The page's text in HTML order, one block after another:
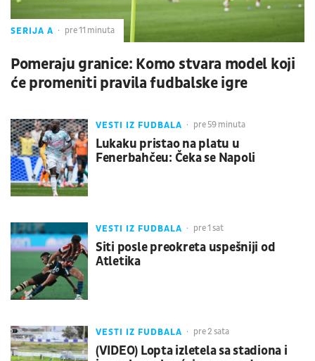
SERIJA A pre 11 minuta
Pomeraju granice: Komo stvara model koji
će promeniti pravila fudbalske igre
VESTI IZ FUDBALA pre 59 minuta
Lukaku pristao na platu u
Fenerbahčeu: Čeka se Napoli
VESTI IZ FUDBALA pre 1 sat
Siti posle preokreta uspešniji od
Atletika
VESTI IZ FUDBALA pre 2 sata
(VIDEO) Lopta izletela sa stadiona i